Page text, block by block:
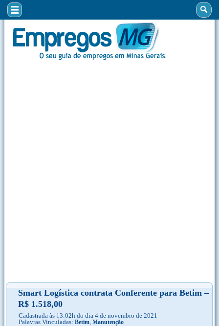
Smart Logística contrata Conferente para Betim –
R$ 1.518,00
Cadastrada às 13:02h do dia 4 de novembro de 2021
Palavras Vinculadas: Betim, Manutenção